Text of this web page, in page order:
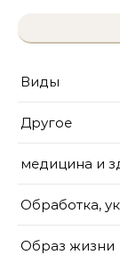
Виды
Другое
медицина и
Обработка,
Образ жизни